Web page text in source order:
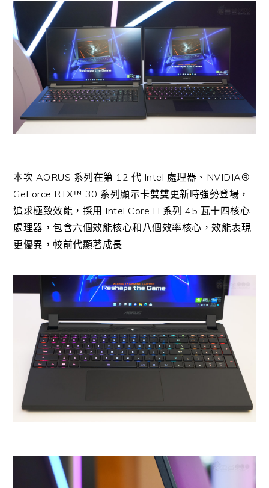
本次 AORUS 系列在第 12 代 Intel 處理器、NVIDIA®
GeForce RTX™ 30 系列顯示卡雙雙更新時強勢登場，
追求極致效能，採用 Intel Core H 系列 45 瓦十四核心
處理器，包含六個效能核心和八個效率核心，效能表現
更優異，較前代顯著成長